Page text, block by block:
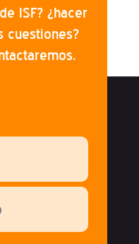
ISF? ¿hacer
cuestiones?
vacío.